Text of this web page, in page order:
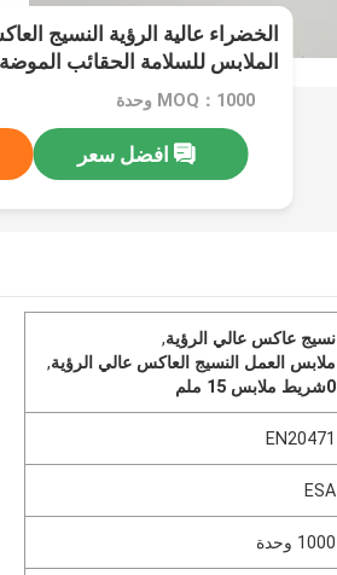
الخضراء عالية الرؤية النسيج
الملابس للسلامة الحقائب
MOQ：1000 وحدة
افضل سعر
نسيج عاكس عالي الرؤية,
ملابس العمل النسيج العاكس عالي الرؤية,
0شريط ملابس 15 ملم
EN20471
ESA
1000 وحدة